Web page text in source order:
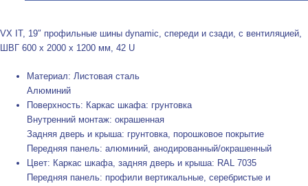
VX IT, 19″ профильные шины dynamic, спереди и сзади, с вентиляцией,
ШВГ 600 x 2000 x 1200 мм, 42 U
Материал: Листовая сталь
Алюминий
Поверхность: Каркас шкафа: грунтовка
Внутренний монтаж: окрашенная
Задняя дверь и крыша: грунтовка, порошковое покрытие
Передняя панель: алюминий, анодированный/окрашенный
Цвет: Каркас шкафа, задняя дверь и крыша: RAL 7035
Передняя панель: профили вертикальные, серебристые и